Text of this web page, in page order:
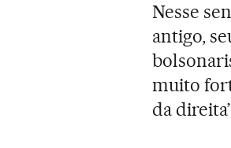
Nesse
antigo,
muito
da